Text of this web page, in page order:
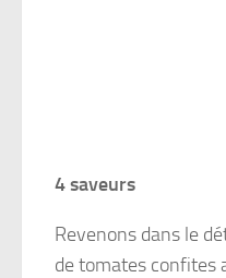
4 saveurs
Revenons dans le
de tomates confites